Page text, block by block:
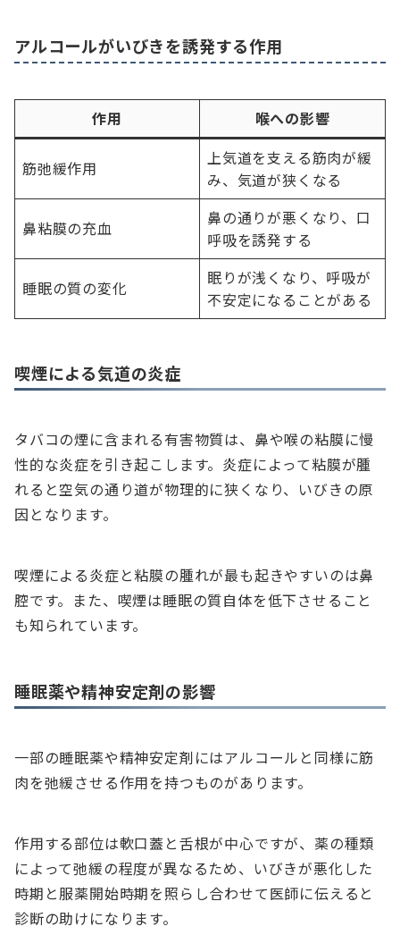
アルコールがいびきを誘発する作用
作用 喉への影響
筋弛緩作用
上気道を支える筋肉が緩
み、気道が狭くなる
鼻粘膜の充血
鼻の通りが悪くなり、口
呼吸を誘発する
睡眠の質の変化
眠りが浅くなり、呼吸が
不安定になることがある
喫煙による気道の炎症
タバコの煙に含まれる有害物質は、鼻や喉の粘膜に慢
性的な炎症を引き起こします。炎症によって粘膜が腫
れると空気の通り道が物理的に狭くなり、いびきの原
因となります。
喫煙による炎症と粘膜の腫れが最も起きやすいのは鼻
腔です。また、喫煙は睡眠の質自体を低下させること
も知られています。
睡眠薬や精神安定剤の影響
一部の睡眠薬や精神安定剤にはアルコールと同様に筋
肉を弛緩させる作用を持つものがあります。
作用する部位は軟口蓋と舌根が中心ですが、薬の種類
によって弛緩の程度が異なるため、いびきが悪化した
時期と服薬開始時期を照らし合わせて医師に伝えると
診断の助けになります。